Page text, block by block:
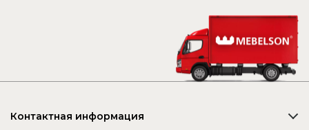
Контактная информация